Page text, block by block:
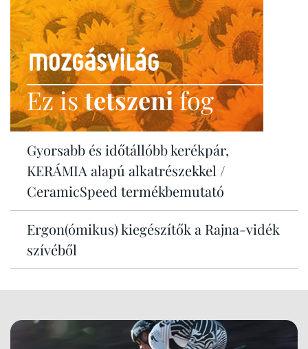
Ez istetszenifog
Gyorsabb és időtállóbb kerékpár,
KERÁMIA alapú alkatrészekkel /
CeramicSpeed termékbemutató
Ergon(ómikus) kiegészítők a Rajna-vidék
szívéből